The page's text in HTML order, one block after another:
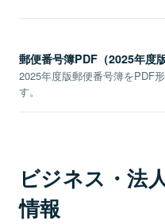
郵便番号簿PDF（2025年度版
2025年度版郵便番号簿をPDF
す。
ビジネス・法
情報